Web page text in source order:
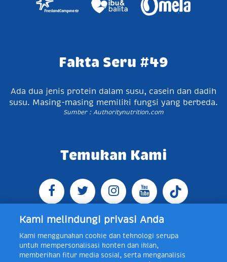
Fakta Seru #49
Ada dua jenis protein dalam susu, casein dan dadih
susu. Masing-masing memiliki fungsi yang berbeda.
Sumber : Authoritynutrition.com
Temukan Kami
Jl. Raya Bogor KM 5, Pasar Rebo, Jakarta Timur,
Indonesia 13760
Telp +62 21 8410945 | PO BOX
Kami melindungi privasi Anda
Kami menggunakan cookie dan teknologi serupa
untuk mempersonalisasi konten dan iklan,
memberikan fitur media sosial, serta menganalisis